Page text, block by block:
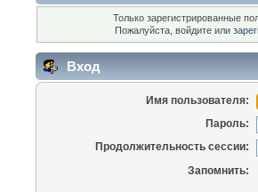
Только зарегистрированные
Пожалуйста, войдите или
Вход
Имя пользователя:
Пароль:
Продолжительность сессии:
Запомнить: